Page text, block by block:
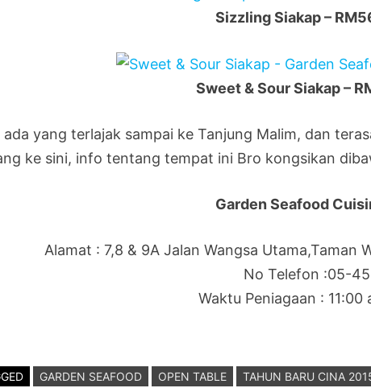
Sizzling Siakap –
Sweet & Sour Siakap –
ada yang terlajak sampai ke Tanjung Malim, dan
ke sini, info tentang tempat ini Bro kongsikan
Garden Seafood
Alamat : 7,8 & 9A Jalan Wangsa Utama,Taman
No Telefon :05-
Waktu Peniagaan : 11:00
GARDEN SEAFOOD OPEN TABLE TAHUN BARU CINA